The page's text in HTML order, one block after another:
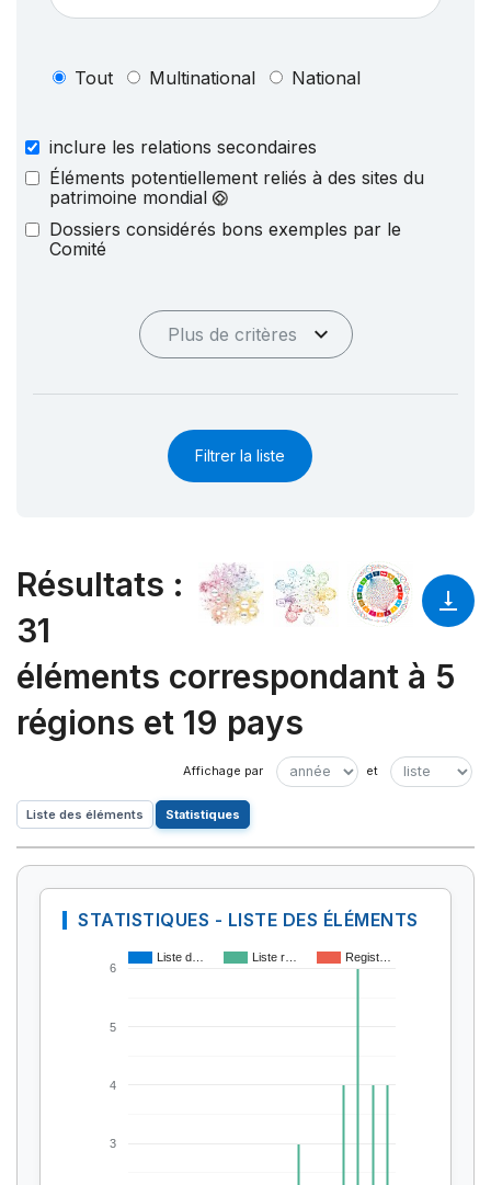
Tout Multinational National
inclure les relations secondaires
Éléments potentiellement reliés à des sites du
patrimoine mondial
Dossiers considérés bons exemples par le
Comité
Plus de critères
Filtrer la liste
Résultats :
31
éléments correspondant à 5
régions et 19 pays
Liste des éléments Statistiques
STATISTIQUES - LISTE DES ÉLÉMENTS
Liste d… Liste r… Regist…
3
4
5
6